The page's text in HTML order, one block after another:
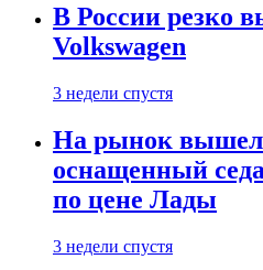
В России резко
Volkswagen
3 недели спустя
На рынок вышел
оснащенный
по цене Лады
3 недели спустя